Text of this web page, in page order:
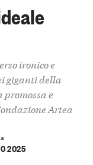
ironico e
giganti della
promossa e
Artea
2025